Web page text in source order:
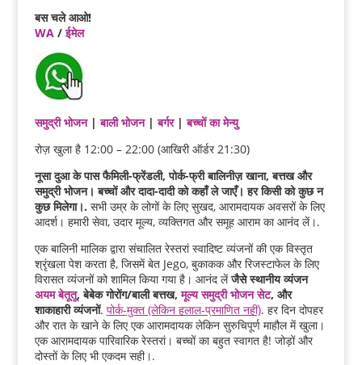
बस चले आओ!
WA/ईमेल
समुद्री भोजन|बाली भोजन |बर्गर|बच्चों का मेन्यु
रोज़ खुला है 12:00 – 22:00 (आखिरी ऑर्डर 21:30)
नूसा दुआ के पास फैमिली-फ्रेंडली, पोर्क-फ्री बालिनीज़ खाना, बत्तख और
समुद्री भोजन। बच्चों और दादा-दादी को कहाँ ले जाएँ। हर किसी को कुछ न
कुछ मिलेगा।. सभी उम्र के लोगों के लिए सुखद, आरामदायक अवसरों के लिए
आदर्श। हमारी सेवा, उदार मूल्य, व्यक्तिगत और समूह आराम का आनंद लें।.
एक बालिनी मालिक द्वारा संचालित रेस्तरां स्वादिष्ट व्यंजनों की एक विस्तृत
श्रृंखला पेश करता है, जिसमें बेत Jego, बुकाकक और रिजस्टाफेल के लिए
विरासत व्यंजनों को शामिल किया गया है। आनंद लेंजैसे स्थानीय व्यंजन
अयम बेतूतू, बेबेक गोरोंग/बाली बत्तख,मूल्य समुद्री भोजन सेट, और
शाकाहारी व्यंजनों. पोर्क-मुक्त (लेकिन हलाल-प्रमाणित नहीं). हर दिन दोपहर
और रात के खाने के लिए एक आरामदायक लेकिन सुरुचिपूर्ण माहौल में खुला।
एक आरामदायक पारिवारिक रेस्तरां। बच्चों का बहुत स्वागत है! जोड़ों और
दोस्तों के लिए भी एकदम सही।.